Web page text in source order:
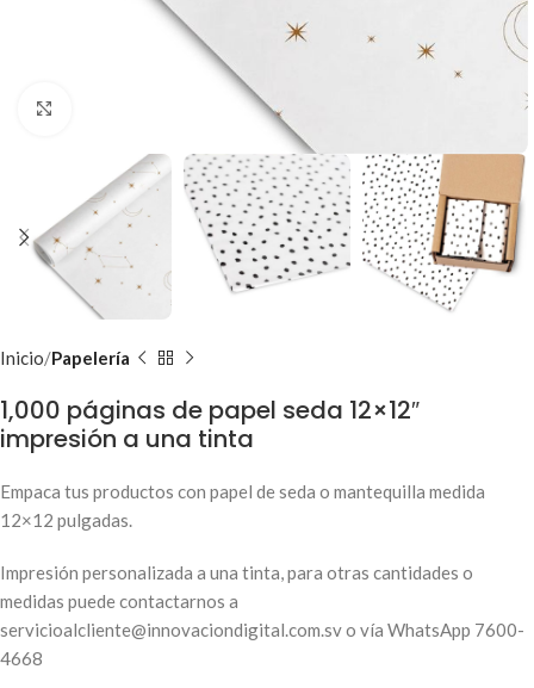
Inicio Papelería
1,000 páginas de papel seda 12×12″
impresión a una tinta
Empaca tus productos con papel de seda o mantequilla medida
12×12 pulgadas.
Impresión personalizada a una tinta, para otras cantidades o
medidas puede contactarnos a
servicioalcliente@innovaciondigital.com.sv o vía WhatsApp 7600-
4668